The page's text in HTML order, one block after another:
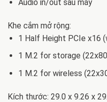
Audio in/out sau máy
Khe cắm mở rộng:
1 Half Height PCIe x16
1 M.2 for storage
1 M.2 for wireless
Kích thước: 29.0 x 9.26 x